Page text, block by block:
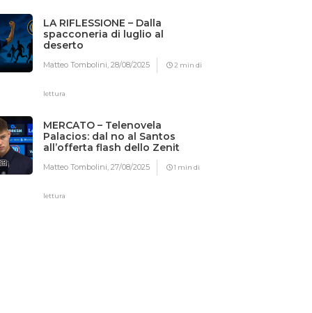
LA RIFLESSIONE – Dalla
spacconeria di luglio al
deserto
Matteo Tombolini,28/08/2025 2 min di
lettura
MERCATO – Telenovela
Palacios: dal no al Santos
all’offerta flash dello Zenit
Matteo Tombolini,27/08/2025 1 min di
lettura